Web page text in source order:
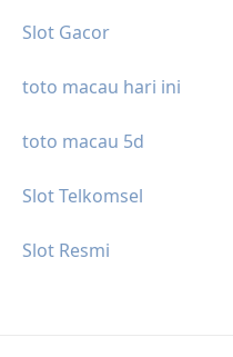
Slot Gacor
toto macau hari ini
toto macau 5d
Slot Telkomsel
Slot Resmi